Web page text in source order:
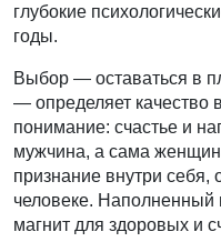
глубокие
годы.
Выбор — оставаться в
— определяет качество
понимание: счастье и
мужчина, а сама
признание внутри себя,
человеке.
магнит для здоровых и